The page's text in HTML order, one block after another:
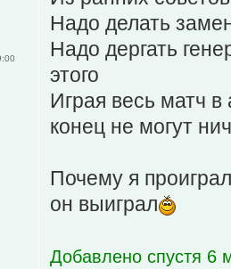
Надо делать
Надо дергать
этого
Играя весь матч
конец не могут
Почему я
он выиграл
Добавлено спустя 6